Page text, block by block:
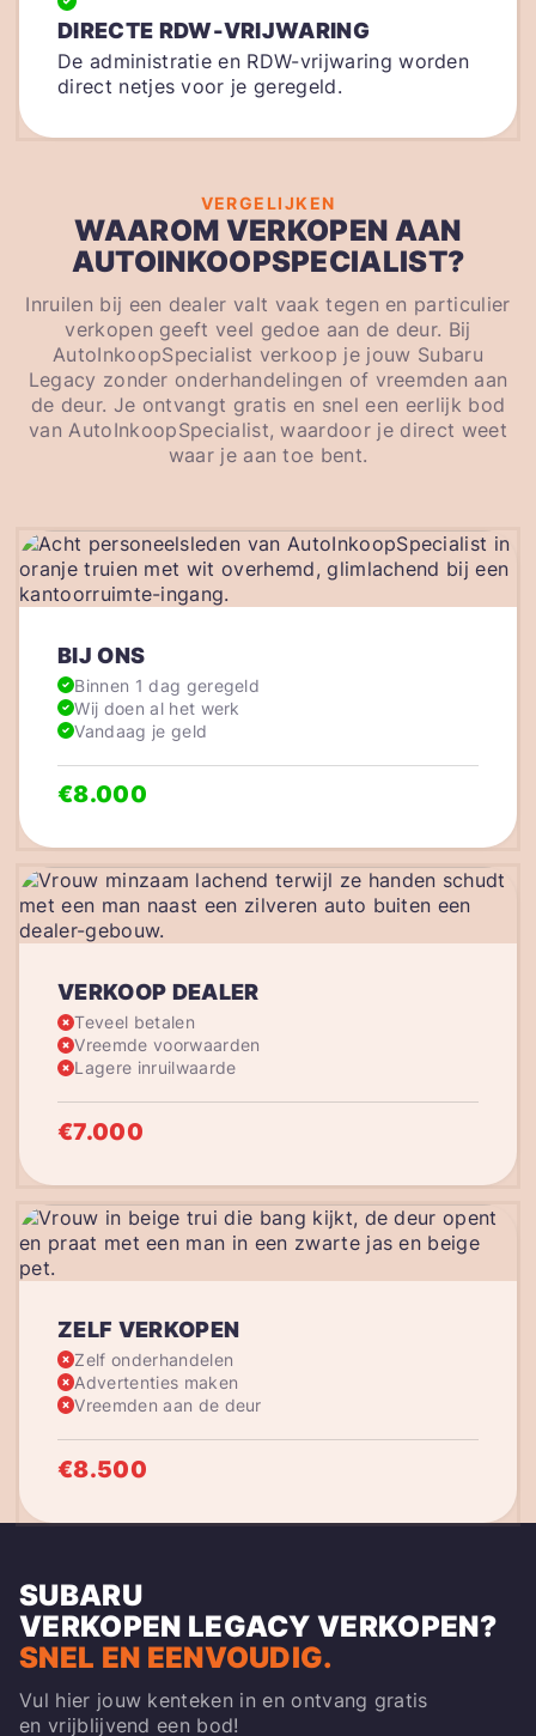
DIRECTE RDW-VRIJWARING
De administratie en RDW-vrijwaring worden
direct netjes voor je geregeld.
VERGELIJKEN
WAAROM VERKOPEN AAN
AUTOINKOOPSPECIALIST?
Inruilen bij een dealer valt vaak tegen en particulier
verkopen geeft veel gedoe aan de deur. Bij
AutoInkoopSpecialist verkoop je jouw Subaru
Legacy zonder onderhandelingen of vreemden aan
de deur. Je ontvangt gratis en snel een eerlijk bod
van AutoInkoopSpecialist, waardoor je direct weet
waar je aan toe bent.
VERKOOP DEALER
Teveel betalen
Vreemde voorwaarden
Lagere inruilwaarde
€7.000
BIJ ONS
Binnen 1 dag geregeld
Wij doen al het werk
Vandaag je geld
€8.000
ZELF VERKOPEN
Zelf onderhandelen
Advertenties maken
Vreemden aan de deur
€8.500
SUBARU
VERKOPEN LEGACY VERKOPEN?
SNEL EN EENVOUDIG.
Vul hier jouw kenteken in en ontvang gratis
en vrijblijvend een bod!